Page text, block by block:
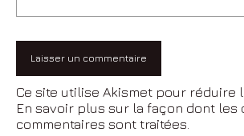
Ce site utilise Akismet pour réduire
En savoir plus sur la façon dont les
commentaires sont traitées.